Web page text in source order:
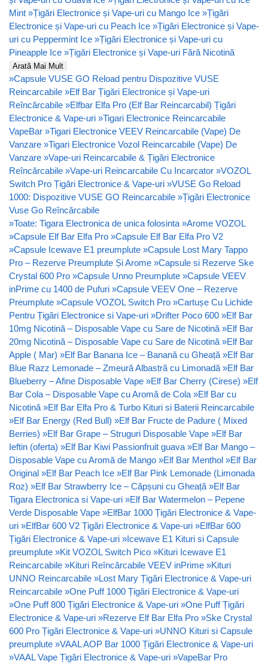
Mint »Țigări Electronice și Vape-uri cu Mango Ice »Țigări
Electronice și Vape-uri cu Peach Ice »Țigări Electronice și Vape-
uri cu Peppermint Ice »Țigări Electronice și Vape-uri cu
Pineapple Ice »Țigări Electronice și Vape-uri Fără Nicotină
Arată Mai Mult
»Capsule VUSE GO Reload pentru Dispozitive VUSE
Reincarcabile »Elf Bar Țigări Electronice și Vape-uri
Reîncărcabile »Elfbar Elfa Pro (Elf Bar Reincarcabil) Țigări
Electronice & Vape-uri »Tigari Electronice Reincarcabile
VapeBar »Tigari Electronice VEEV Reincarcabile (Vape) De
Vanzare »Tigari Electronice Vozol Reincarcabile (Vape) De
Vanzare »Vape-uri Reincarcabile & Țigări Electronice
Reîncărcabile »Vape-uri Reincarcabile Cu Incarcator »VOZOL
Switch Pro Țigări Electronice & Vape-uri »VUSE Go Reload
1000: Dispozitive VUSE GO Reincarcabile »Țigări Electronice
Vuse Go Reîncărcabile
»Toate: Tigara Electronica de unica folosinta »Arome VOZOL
»Capsule Elf Bar Elfa Pro »Capsule Elf Bar Elfa Pro V2
»Capsule Icewave E1 preumplute »Capsule Lost Mary Tappo
Pro – Rezerve Preumplute Și Arome »Capsule si Rezerve Ske
Crystal 600 Pro »Capsule Unno Preumplute »Capsule VEEV
inPrime cu 1400 de Pufuri »Capsule VEEV One – Rezerve
Preumplute »Capsule VOZOL Switch Pro »Cartușe Cu Lichide
Pentru Țigări Electronice si Vape-uri »Drifter Poco 600 »Elf Bar
10mg Nicotină – Disposable Vape cu Sare de Nicotină »Elf Bar
20mg Nicotină – Disposable Vape cu Sare de Nicotină »Elf Bar
Apple ( Mar) »Elf Bar Banana Ice – Banană cu Gheață »Elf Bar
Blue Razz Lemonade – Zmeură Albastră cu Limonadă »Elf Bar
Blueberry – Afine Disposable Vape »Elf Bar Cherry (Cirese) »Elf
Bar Cola – Disposable Vape cu Aromă de Cola »Elf Bar cu
Nicotină »Elf Bar Elfa Pro & Turbo Kituri si Baterii Reincarcabile
»Elf Bar Energy (Red Bull) »Elf Bar Fructe de Padure ( Mixed
Berries) »Elf Bar Grape – Struguri Disposable Vape »Elf Bar
Ieftin (oferta) »Elf Bar Kiwi Passionfruit guava »Elf Bar Mango –
Disposable Vape cu Aromă de Mango »Elf Bar Menthol »Elf Bar
Original »Elf Bar Peach Ice »Elf Bar Pink Lemonade (Limonada
Roz) »Elf Bar Strawberry Ice – Căpșuni cu Gheață »Elf Bar
Tigara Electronica si Vape-uri »Elf Bar Watermelon – Pepene
Verde Disposable Vape »ElfBar 1000 Țigări Electronice & Vape-
uri »ElfBar 600 V2 Țigări Electronice & Vape-uri »ElfBar 600
Țigări Electronice & Vape-uri »Icewave E1 Kituri si Capsule
preumplute »Kit VOZOL Switch Pico »Kituri Icewave E1
Reincarcabile »Kituri Reîncărcabile VEEV inPrime »Kituri
UNNO Reincarcabile »Lost Mary Țigări Electronice & Vape-uri
Reincarcabile »One Puff 1000 Țigări Electronice & Vape-uri
»One Puff 800 Țigări Electronice & Vape-uri »One Puff Țigări
Electronice & Vape-uri »Rezerve Elf Bar Elfa Pro »Ske Crystal
600 Pro Țigări Electronice & Vape-uri »UNNO Kituri si Capsule
preumplute »VAAL AOP Bar 1000 Țigări Electronice & Vape-uri
»VAAL Vape Țigări Electronice & Vape-uri »VapeBar Pro